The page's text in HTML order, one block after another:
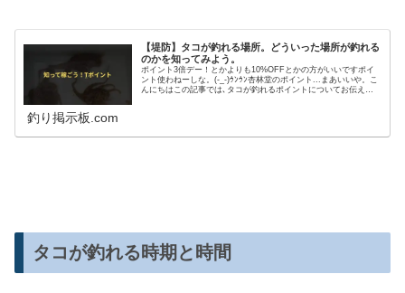
【堤防】タコが釣れる場所。どういった場所が釣れる
のかを知ってみよう。
ポイント3倍デー！とかよりも10%OFFとかの方がいいですポイ
ント使わねーしな。(-_-)ｳﾝｳﾝ杏林堂のポイント...まあいいや。こ
んにちはこの記事では､タコが釣れるポイントについてお伝えし
釣り掲示板.com
タコが釣れる時期と時間